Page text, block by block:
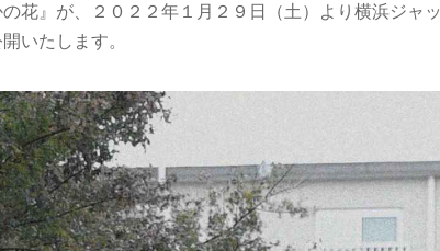
花』が、２０２２年１月２９日（土）より横浜ジャッ
いたします。